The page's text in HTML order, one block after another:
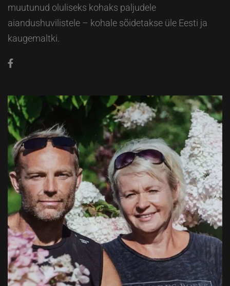
muutunud oluliseks kohaks paljudele
aiandushuvilistele – kohale sõidetakse üle Eesti ja
kaugemaltki.